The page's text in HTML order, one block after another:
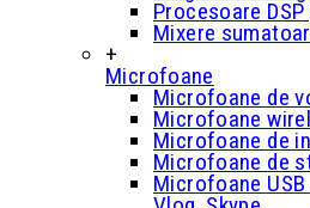
Procesoare
Mixere
+
Microfoane
Microfoane de
Microfoane
Microfoane de
Microfoane de
Microfoane